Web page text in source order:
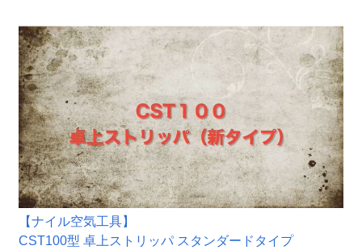
【ナイル空気工具】
CST100型 卓上ストリッパ スタンダードタイプ